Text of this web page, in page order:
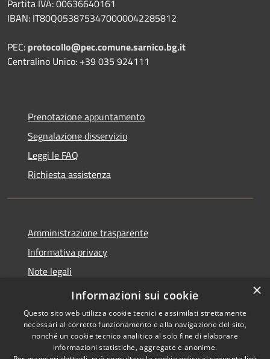
Partita IVA: 00636640161
IBAN: IT80Q0538753470000042285812
PEC: protocollo@pec.comune.sarnico.bg.it
Centralino Unico: +39 035 924111
Prenotazione appuntamento
Segnalazione disservizio
Leggi le FAQ
Richiesta assistenza
Amministrazione trasparente
Informativa privacy
Note legali
Dichiarazione di accessibilità
Copyright © 2026 • Comune di
×
Informazioni sui cookie
Questo sito web utilizza cookie tecnici e assimilati strettamente
necessari al corretto funzionamento e alla navigazione del sito,
nonché un cookie tecnico analitico al solo fine di elaborare
informazioni statistiche, aggregate e anonime.